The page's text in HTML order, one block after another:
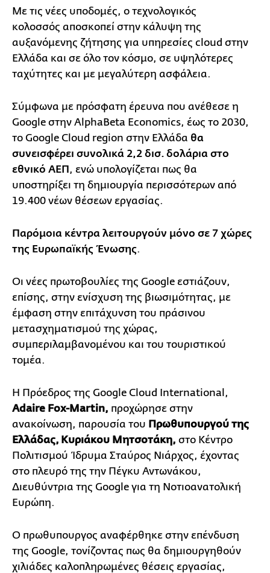
Με τις νέες υποδομές, ο τεχνολογικός
κολοσσός αποσκοπεί στην κάλυψη της
αυξανόμενης ζήτησης για υπηρεσίες cloud στην
Ελλάδα και σε όλο τον κόσμο, σε υψηλότερες
ταχύτητες και με μεγαλύτερη ασφάλεια.
Σύμφωνα με πρόσφατη έρευνα που ανέθεσε η
Google στην AlphaBeta Economics, έως το 2030,
το Google Cloud region στην Ελλάδα θα
συνεισφέρει συνολικά 2,2 δισ. δολάρια στο
εθνικό ΑΕΠ, ενώ υπολογίζεται πως θα
υποστηρίξει τη δημιουργία περισσότερων από
19.400 νέων θέσεων εργασίας.
Παρόμοια κέντρα λειτουργούν μόνο σε 7 χώρες
της Ευρωπαϊκής Ένωσης.
Οι νέες πρωτοβουλίες της Google εστιάζουν,
επίσης, στην ενίσχυση της βιωσιμότητας, με
έμφαση στην επιτάχυνση του πράσινου
μετασχηματισμού της χώρας,
συμπεριλαμβανομένου και του τουριστικού
τομέα.
Η Πρόεδρος της Google Cloud International,
Adaire Fox-Martin, προχώρησε στην
ανακοίνωση, παρουσία του Πρωθυπουργού της
Ελλάδας, Κυριάκου Μητσοτάκη, στο Κέντρο
Πολιτισμού Ίδρυμα Σταύρος Νιάρχος, έχοντας
στο πλευρό της την Πέγκυ Αντωνάκου,
Διευθύντρια της Google για τη Νοτιοανατολική
Ευρώπη.
Ο πρωθυπουργος αναφέρθηκε στην επένδυση
της Google, τονίζοντας πως θα δημιουργηθούν
χιλιάδες καλοπληρωμένες θέσεις εργασίας,